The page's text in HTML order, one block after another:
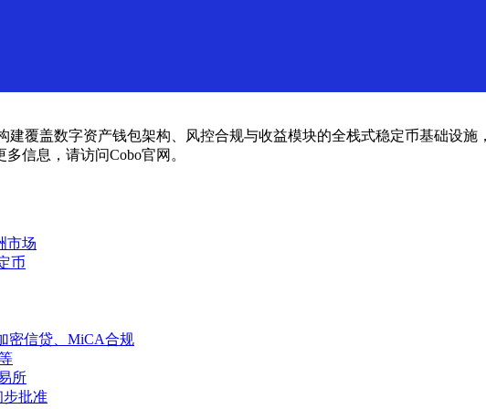
覆盖数字资产钱包架构、风控合规与收益模块的全栈式稳定币基础设
信息，请访问Cobo官网。
市场
币
密信贷、MiCA合规
所
步批准